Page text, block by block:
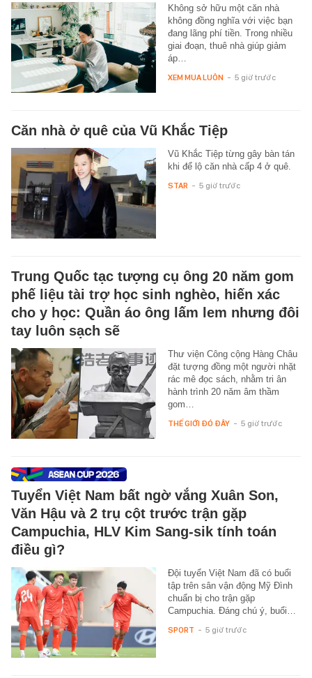
Không sở hữu một căn nhà
không đồng nghĩa với việc bạn
đang lãng phí tiền. Trong nhiều
giai đoạn, thuê nhà giúp giảm
áp…
XEM MUA LUÔN - 5 giờ trước
Căn nhà ở quê của Vũ Khắc Tiệp
Vũ Khắc Tiệp từng gây bàn tán
khi để lộ căn nhà cấp 4 ở quê.
STAR - 5 giờ trước
Trung Quốc tạc tượng cụ ông 20 năm gom
phế liệu tài trợ học sinh nghèo, hiến xác
cho y học: Quần áo ông lấm lem nhưng đôi
tay luôn sạch sẽ
Thư viện Công cộng Hàng Châu
đặt tượng đồng một người nhặt
rác mê đọc sách, nhằm tri ân
hành trình 20 năm âm thầm
gom…
THẾ GIỚI ĐÓ ĐÂY - 5 giờ trước
Tuyển Việt Nam bất ngờ vắng Xuân Son,
Văn Hậu và 2 trụ cột trước trận gặp
Campuchia, HLV Kim Sang-sik tính toán
điều gì?
Đội tuyển Việt Nam đã có buổi
tập trên sân vận động Mỹ Đình
chuẩn bị cho trận gặp
Campuchia. Đáng chú ý, buổi…
SPORT - 5 giờ trước